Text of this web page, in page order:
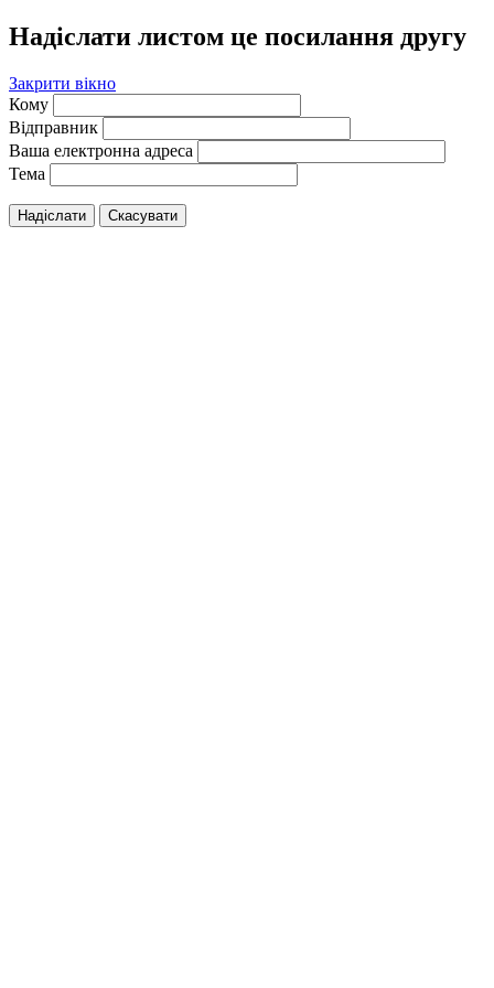
Надіслати листом це посилання другу
Закрити вікно
Кому
Відправник
Ваша електронна адреса
Тема
Надіслати Скасувати